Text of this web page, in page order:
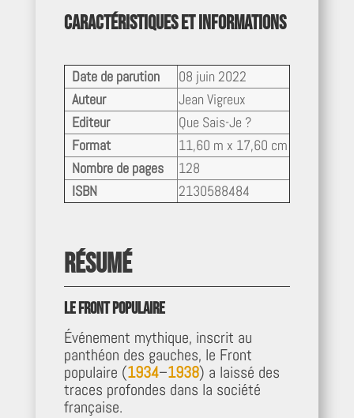
Caractéristiques et informations
Date de parution
08 juin 2022
Auteur
Jean Vigreux
Editeur
Que Sais-Je ?
Format
11,60 m x 17,60 cm
Nombre de pages
128
ISBN
2130588484
Résumé
Le Front Populaire
Événement mythique, inscrit au
panthéon des gauches, le Front
populaire (1934–1938) a laissé des
traces profondes dans la société
française.